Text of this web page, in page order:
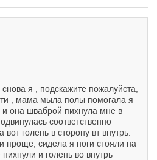
снова я , подскажите пожалуйста,
, мама мыла полы помогала я
и она шваброй пихнула мне в
соответственно
голень в сторону вт внутрь.
проще, сидела я ноги стояли на
и голень во внутрь